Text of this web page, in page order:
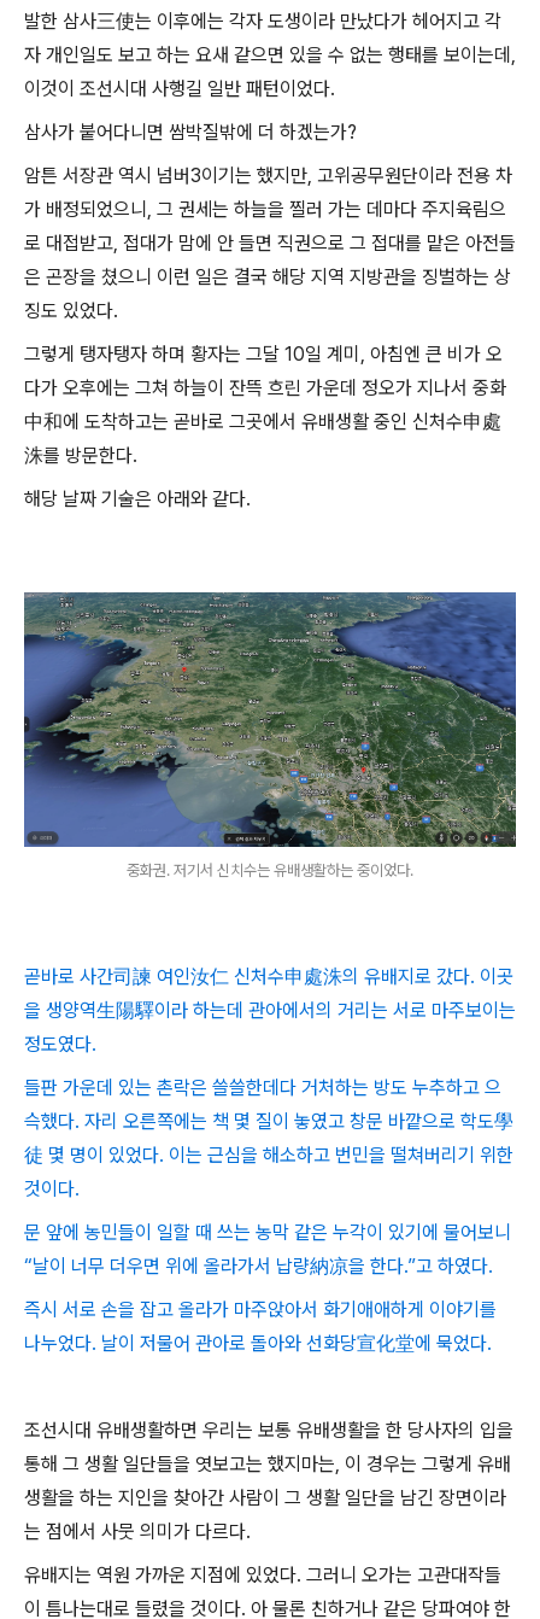
발한 삼사三使는 이후에는 각자 도생이라 만났다가 헤어지고 각
자 개인일도 보고 하는 요새 같으면 있을 수 없는 행태를 보이는데,
이것이 조선시대 사행길 일반 패턴이었다.
삼사가 붙어다니면 쌈박질밖에 더 하겠는가?
암튼 서장관 역시 넘버3이기는 했지만, 고위공무원단이라 전용 차
가 배정되었으니, 그 권세는 하늘을 찔러 가는 데마다 주지육림으
로 대접받고, 접대가 맘에 안 들면 직권으로 그 접대를 맡은 아전들
은 곤장을 쳤으니 이런 일은 결국 해당 지역 지방관을 징벌하는 상
징도 있었다.
그렇게 탱자탱자 하며 황자는 그달 10일 계미, 아침엔 큰 비가 오
다가 오후에는 그쳐 하늘이 잔뜩 흐린 가운데 정오가 지나서 중화
中和에 도착하고는 곧바로 그곳에서 유배생활 중인 신처수申處
洙를 방문한다.
해당 날짜 기술은 아래와 같다.
중화권. 저기서 신치수는 유배생활하는 중이었다.
곧바로 사간司諫 여인汝仁 신처수申處洙의 유배지로 갔다. 이곳
을 생양역生陽驛이라 하는데 관아에서의 거리는 서로 마주보이는
정도였다.
들판 가운데 있는 촌락은 쓸쓸한데다 거처하는 방도 누추하고 으
슥했다. 자리 오른쪽에는 책 몇 질이 놓였고 창문 바깥으로 학도學
徒 몇 명이 있었다. 이는 근심을 해소하고 번민을 떨쳐버리기 위한
것이다.
문 앞에 농민들이 일할 때 쓰는 농막 같은 누각이 있기에 물어보니
“날이 너무 더우면 위에 올라가서 납량納凉을 한다.”고 하였다.
즉시 서로 손을 잡고 올라가 마주앉아서 화기애애하게 이야기를
나누었다. 날이 저물어 관아로 돌아와 선화당宣化堂에 묵었다.
조선시대 유배생활하면 우리는 보통 유배생활을 한 당사자의 입을
통해 그 생활 일단들을 엿보고는 했지마는, 이 경우는 그렇게 유배
생활을 하는 지인을 찾아간 사람이 그 생활 일단을 남긴 장면이라
는 점에서 사뭇 의미가 다르다.
유배지는 역원 가까운 지점에 있었다. 그러니 오가는 고관대작들
이 틈나는대로 들렸을 것이다. 아 물론 친하거나 같은 당파여야 한